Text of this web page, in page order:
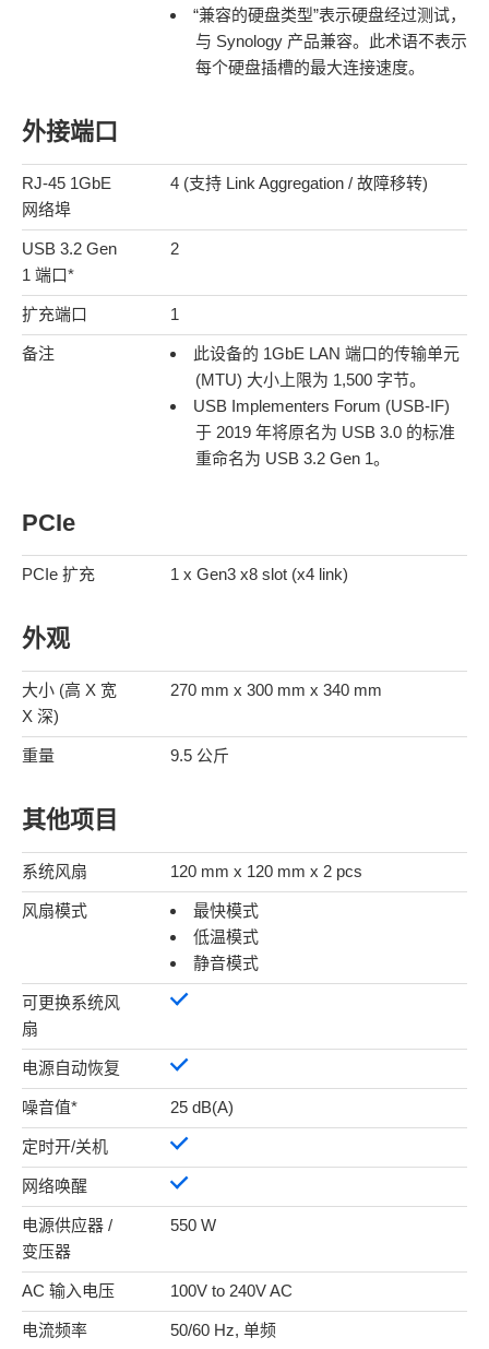
“兼容的硬盘类型”表示硬盘经过测试，
与 Synology 产品兼容。此术语不表示
每个硬盘插槽的最大连接速度。
外接端口
RJ-45 1GbE
网络埠
4 (支持 Link Aggregation / 故障移转)
USB 3.2 Gen
1 端口*
2
扩充端口 1
备注
此设备的 1GbE LAN 端口的传输单元
(MTU) 大小上限为 1,500 字节。
USB Implementers Forum (USB-IF)
于 2019 年将原名为 USB 3.0 的标准
重命名为 USB 3.2 Gen 1。
PCIe
PCIe 扩充 1 x Gen3 x8 slot (x4 link)
外观
大小 (高 X 宽
X 深)
270 mm x 300 mm x 340 mm
重量 9.5 公斤
其他项目
系统风扇 120 mm x 120 mm x 2 pcs
风扇模式
最快模式
低温模式
静音模式
可更换系统风
扇
电源自动恢复
噪音值* 25 dB(A)
定时开/关机
网络唤醒
电源供应器 /
变压器
550 W
AC 输入电压 100V to 240V AC
电流频率 50/60 Hz, 单频